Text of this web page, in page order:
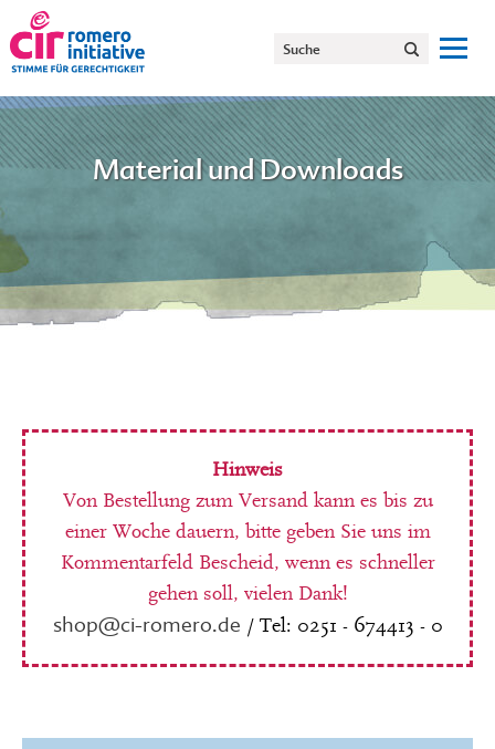
Material und Downloads
Hinweis
Von Bestellung zum Versand kann es bis zu
einer Woche dauern, bitte geben Sie uns im
Kommentarfeld Bescheid, wenn es schneller
gehen soll, vielen Dank!
shop@ci-romero.de / Tel: 0251 - 674413 - 0